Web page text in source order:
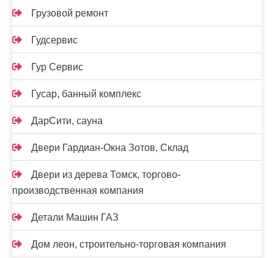
Грузовой ремонт
Гудсервис
Гур Сервис
Гусар, банный комплекс
ДарСити, сауна
Двери Гардиан-Окна Зотов, Склад
Двери из дерева Томск, торгово-
производственная компания
Детали Машин ГАЗ
Дом леон, строительно-торговая компания